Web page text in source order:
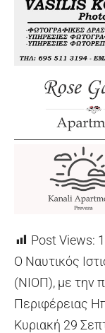
Post Views:
Ο Ναυτικός
(ΝΙΟΠ), με την
Περιφέρειας
Κυριακή 29